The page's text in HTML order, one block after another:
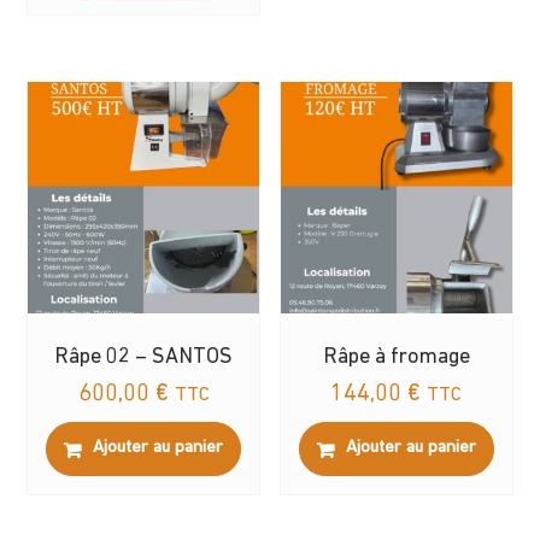
Râpe 02 – SANTOS
600,00 € TTC
Ajouter au panier
Râpe à fromage
144,00 € TTC
Ajouter au panier